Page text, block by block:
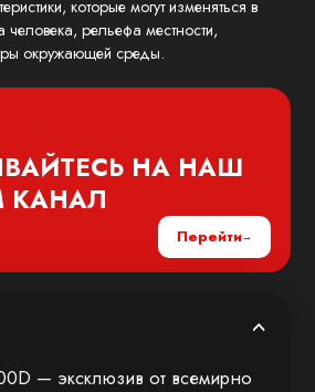
которые могут изменяться в
человека, рельефа местности,
окружающей среды.
НА НАШ
КАНАЛ
Перейти
— эксклюзив от всемирно